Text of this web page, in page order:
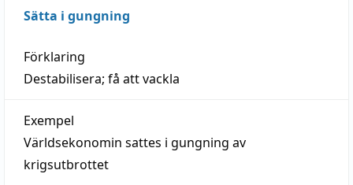
Sätta i gungning
Förklaring
Destabilisera; få att vackla
Exempel
Världsekonomin sattes i gungning av
krigsutbrottet